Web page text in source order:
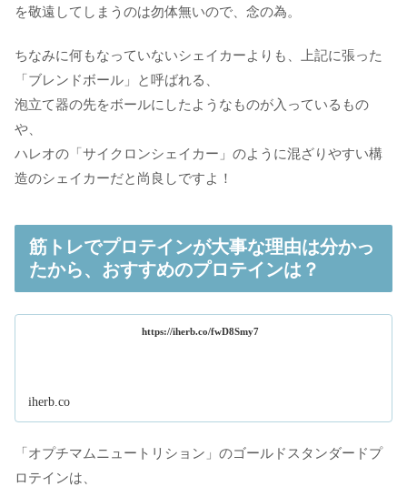
を敬遠してしまうのは勿体無いので、念の為。
ちなみに何もなっていないシェイカーよりも、上記に張った
「ブレンドボール」と呼ばれる、
泡立て器の先をボールにしたようなものが入っているもの
や、
ハレオの「サイクロンシェイカー」のように混ざりやすい構
造のシェイカーだと尚良しですよ！
筋トレでプロテインが大事な理由は分かっ
たから、おすすめのプロテインは？
https://iherb.co/fwD8Smy7
iherb.co
「オプチマムニュートリション」のゴールドスタンダードプ
ロテインは、